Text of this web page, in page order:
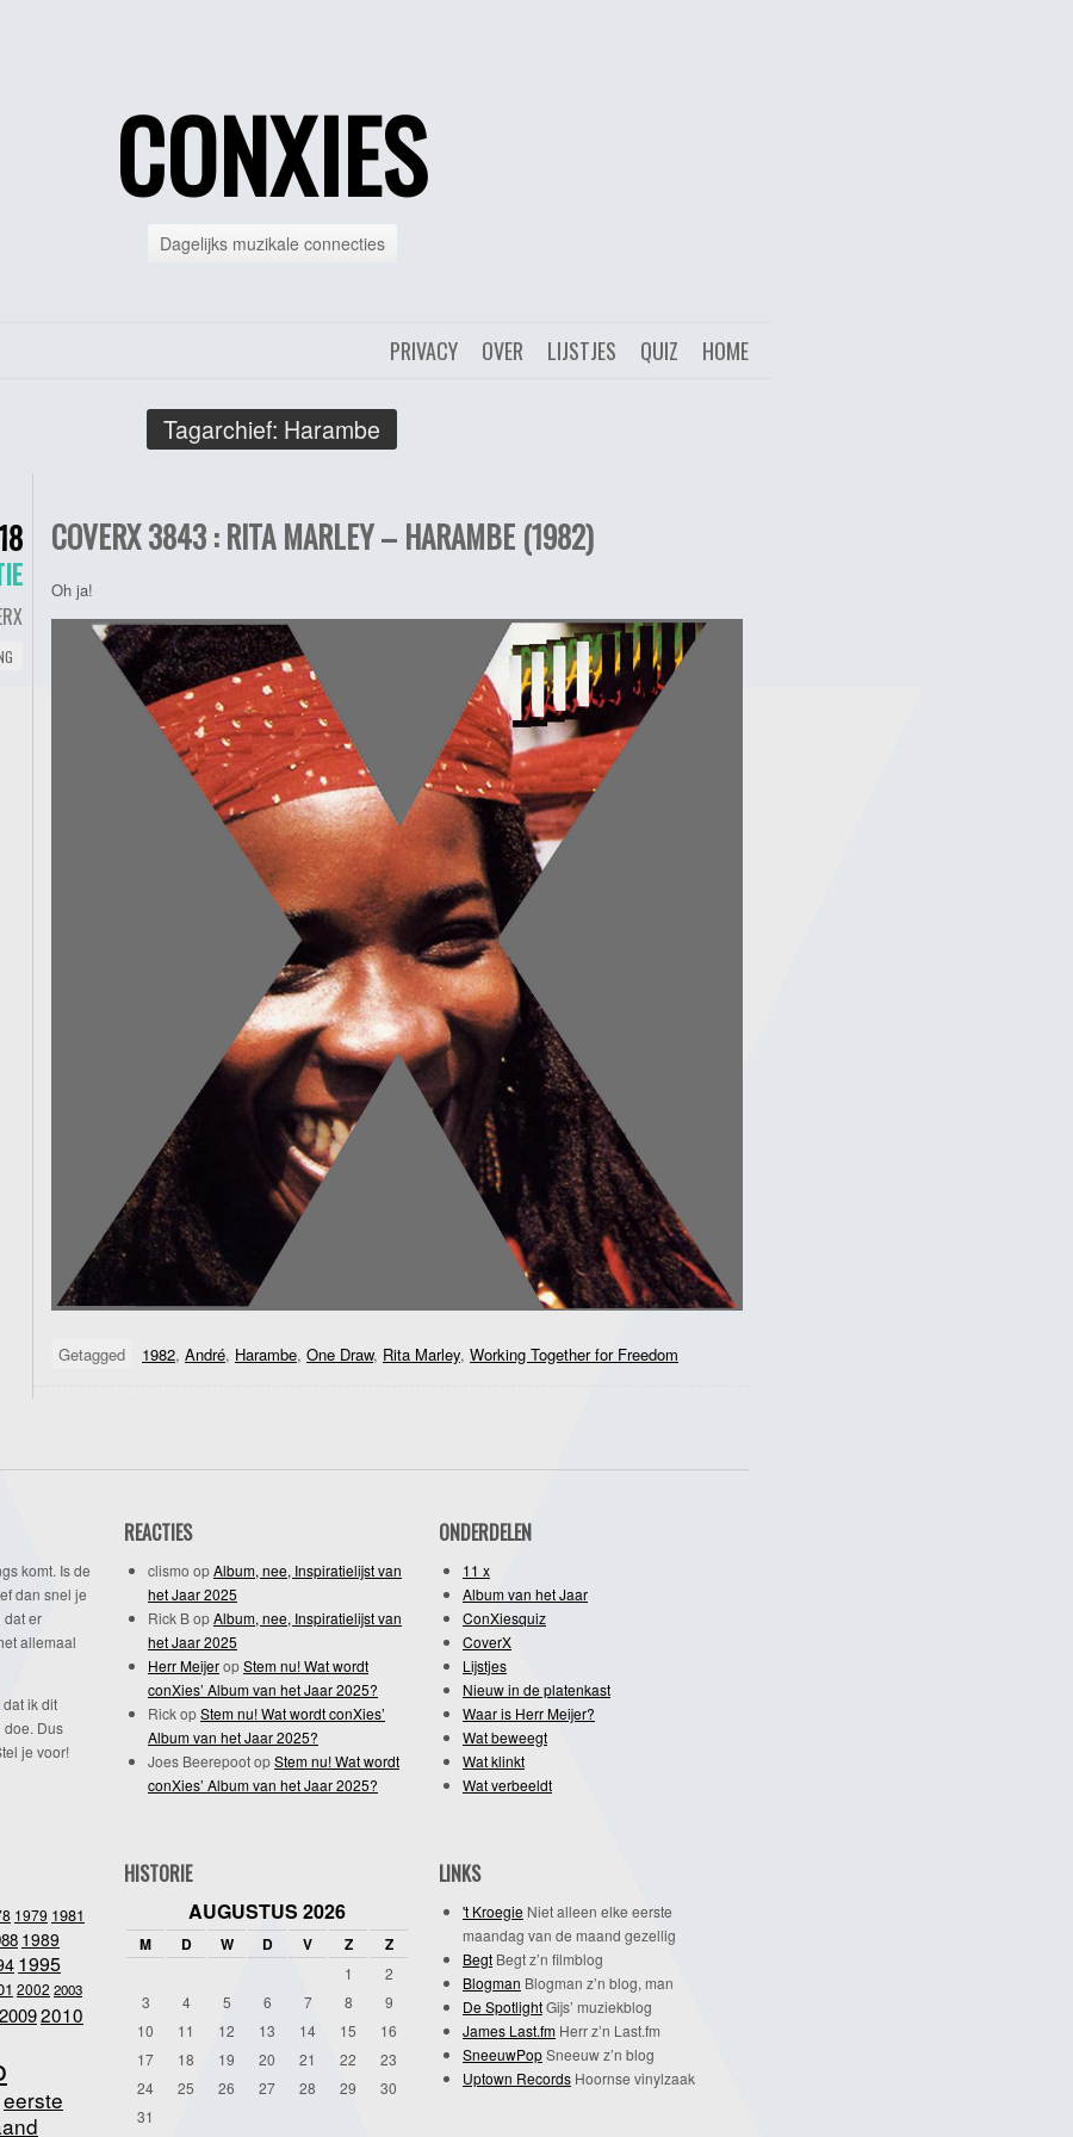
CONXIES
Dagelijks muzikale connecties
HOME
QUIZ
LIJSTJES
OVER
PRIVACY
Tagarchief: Harambe
COVERX 3843 : RITA MARLEY – HARAMBE (1982)
Oh ja!
Getagged 1982, André, Harambe, One Draw, Rita Marley, Working Together for Freedom
komt. Is de
dan snel je
dat er
allemaal
ik dit
Dus
je voor!
REACTIES
clismo opAlbum, nee, Inspiratielijst van
het Jaar 2025
Rick BopAlbum, nee, Inspiratielijst van
het Jaar 2025
Herr MeijeropStem nu! Wat wordt
conXies’ Album van het Jaar 2025?
RickopStem nu! Wat wordt conXies’
Album van het Jaar 2025?
Joes BeerepootopStem nu! Wat wordt
conXies’ Album van het Jaar 2025?
ONDERDELEN
11 x
Album van het Jaar
ConXiesquiz
CoverX
Lijstjes
Nieuw in de platenkast
Waar is Herr Meijer?
Wat beweegt
Wat klinkt
Wat verbeeldt
1979 1981
1989
1995
2002 2003
20092010
eerste
HISTORIE
AUGUSTUS 2026
M D W D V Z Z
1
2
3
4 5 6 7 8
9
10
11 12 13 14 15
16
17
18 19 20 21 22
23
24
25 26 27 28 29
30
31
LINKS
't Kroegie Niet alleen elke eerste
maandag van de maand gezellig
Begt Begt z’n filmblog
Blogman Blogman z’n blog, man
De SpotlightGijs’ muziekblog
James Last.fm Herr z’n Last.fm
SneeuwPopSneeuw z’n blog
Uptown Records Hoornse vinylzaak